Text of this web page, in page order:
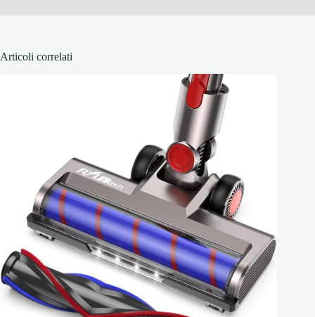
Articoli correlati